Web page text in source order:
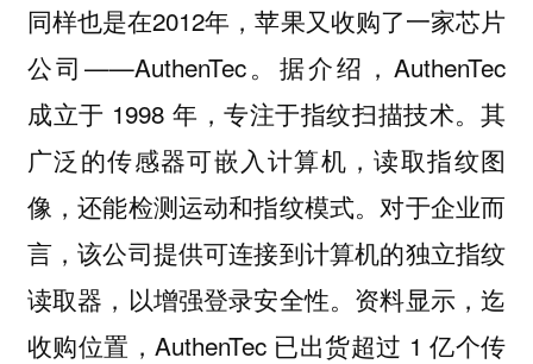
同样也是在2012年，苹果又收购了一家芯片
公司——AuthenTec。据介绍，AuthenTec
成立于 1998 年，专注于指纹扫描技术。其
广泛的传感器可嵌入计算机，读取指纹图
像，还能检测运动和指纹模式。对于企业而
言，该公司提供可连接到计算机的独立指纹
读取器，以增强登录安全性。资料显示，迄
收购位置，AuthenTec 已出货超过 1 亿个传